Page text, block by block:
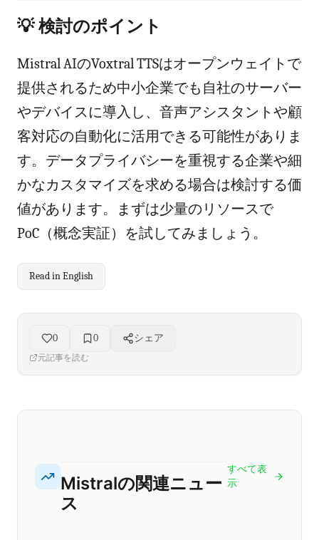
💡 検討のポイント
Mistral AIのVoxtral TTSはオープンウェイトで
提供されるため中小企業でも自社のサーバー
やデバイスに導入し、音声アシスタントや顧
客対応の自動化に活用できる可能性がありま
す。データプライバシーを重視する企業や細
かなカスタマイズを求める場合は検討する価
値があります。まずは少量のリソースで
PoC（概念実証）を試してみましょう。
Read in English
0 0 シェア
元記事を読む
Mistralの関連ニュー
ス
すべて表
示